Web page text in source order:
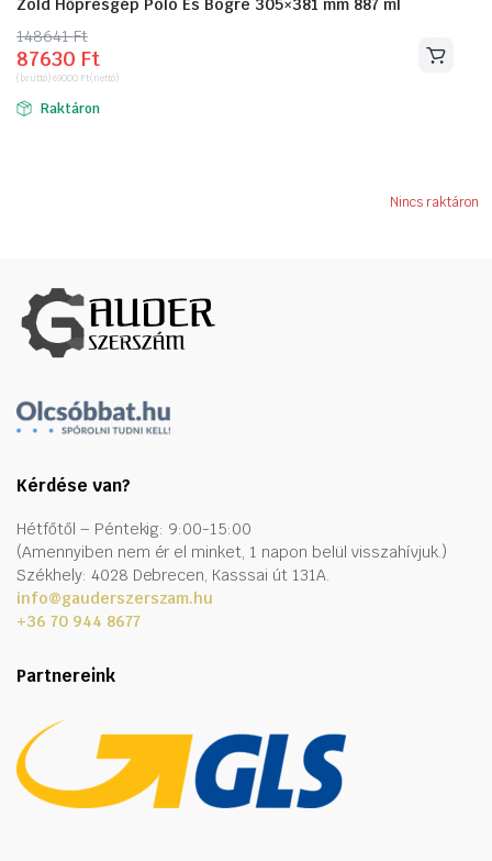
Zöld Hőprésgép Póló És Bögre 305×381 mm 887 ml
148641Ft
Original
price
was:
148641 Ft.
87630 Ft
Current
price
is:
87630 Ft.
(bruttó)69000 Ft(nettó)
Raktáron
Nincs raktáron
Kérdése van?
Hétfőtől – Péntekig: 9:00-15:00
(Amennyiben nem ér el minket, 1 napon belül visszahívjuk.)
Székhely: 4028 Debrecen, Kasssai út 131A.
info@gauderszerszam.hu
+36 70 944 8677
Partnereink